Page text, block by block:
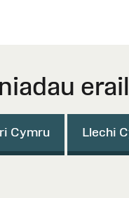
Cymru Llechi